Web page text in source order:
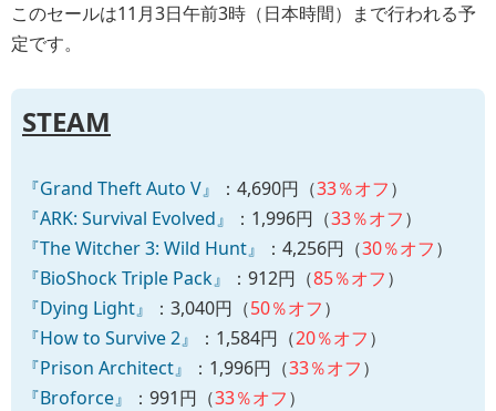
このセールは11月3日午前3時（日本時間）まで行われる予
定です。
STEAM
『Grand Theft Auto V』 ：4,690円（33％オフ）
『ARK: Survival Evolved』
：1,996円（33％オフ）
『The Witcher 3: Wild Hunt』
：4,256円（30％オフ）
『BioShock Triple Pack』
：912円（85％オフ）
『Dying Light』
：3,040円（50％オフ）
『How to Survive 2』
：1,584円（20％オフ）
『Prison Architect』
：1,996円（33％オフ）
『Broforce』
：991円（33％オフ）